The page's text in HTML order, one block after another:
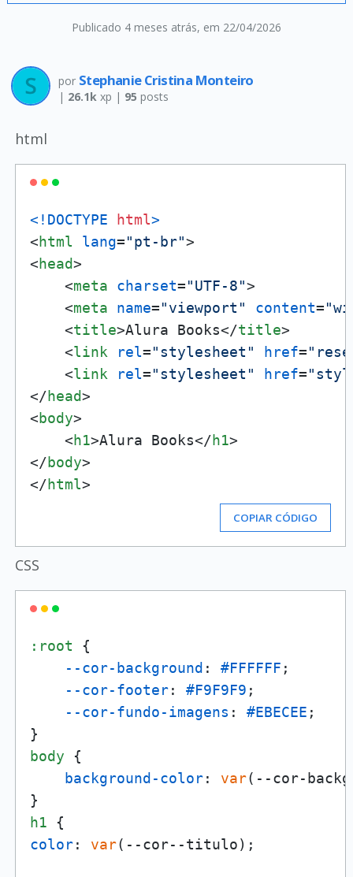
Publicado 4 meses atrás, em 22/04/2026
por Stephanie Cristina Monteiro
| 26.1kxp | 95 posts
html
<!DOCTYPE html>
<html lang="pt-br">
<head>
<meta charset="UTF-8">
<meta name="viewport" content=
<title>Alura Books</title>
<link rel="stylesheet" href=
<link rel="stylesheet" href=
</head>
<body>
<h1>Alura Books</h1>
</body>
</html>
COPIAR CÓDIGO
CSS
:root {
--cor-background : #FFFFFF ;
--cor-footer: #F9F9F9 ;
--cor-fundo-imagens : #EBECEE ;
body {
background-color: var(--cor-
h1
color: var(--cor--titulo);